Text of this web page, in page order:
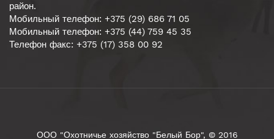
район.
Мобильный телефон: +375 (29) 686 71 05
Мобильный телефон: +375 (44) 759 45 35
Телефон факс: +375 (17) 358 00 92
ООО "Охотничье хозяйство "Белый Бор", © 2016